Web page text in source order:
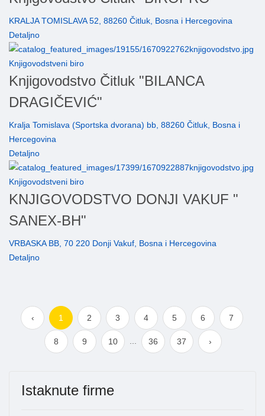
KRALJA TOMISLAVA 52, 88260 Čitluk, Bosna i Hercegovina
Detaljno
Knjigovodstveni biro
Knjigovodstvo Čitluk "BILANCA
DRAGIČEVIĆ"
Kralja Tomislava (Sportska dvorana) bb, 88260 Čitluk, Bosna i
Hercegovina
Detaljno
Knjigovodstveni biro
KNJIGOVODSTVO DONJI VAKUF "
SANEX-BH"
VRBASKA BB, 70 220 Donji Vakuf, Bosna i Hercegovina
Detaljno
‹ 1 2 3 4 5 6 7
8 9 10 ... 36 37 ›
Istaknute firme